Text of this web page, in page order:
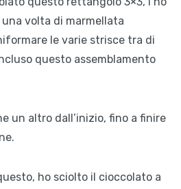
volta di marmellata
le varie strisce tra di
questo assemblamento
un altro dall’inizio, fino a finire
ho sciolto il cioccolato a